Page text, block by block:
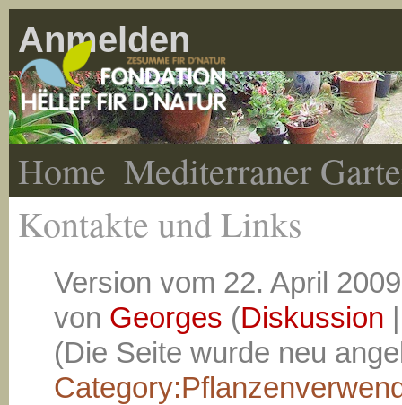
Anmelden
Home Mediterraner
Kontakte und Links
Version vom 22. April
von Georges (Diskussion
(Die Seite wurde neu